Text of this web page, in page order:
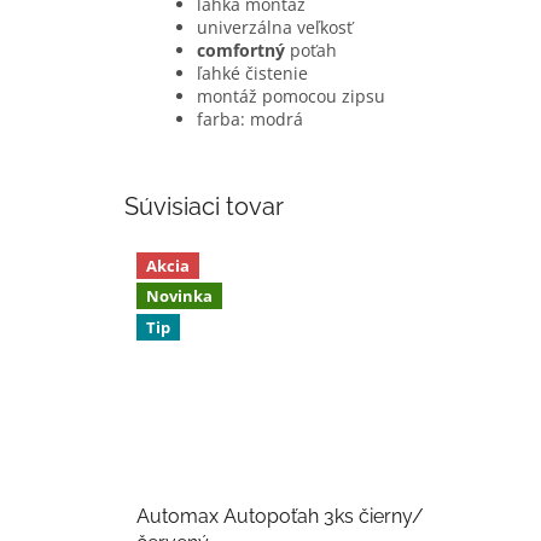
univerzálna veľkosť
comfortný poťah
ľahké čistenie
montáž pomocou zipsu
farba: modrá
Súvisiaci tovar
Akcia
Novinka
Tip
Automax Autopoťah 3ks čierny/